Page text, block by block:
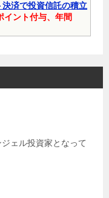
済で投資信託の積立
イント付与、年間
ジェル投資家となって